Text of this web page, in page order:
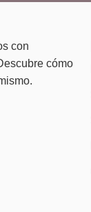
con
cómo